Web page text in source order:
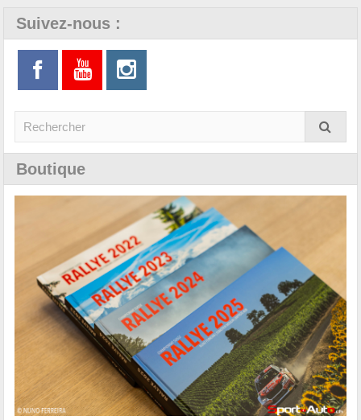
Suivez-nous :
Boutique